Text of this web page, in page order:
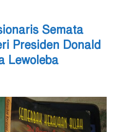
Semata
Presiden Donald
Lewoleba